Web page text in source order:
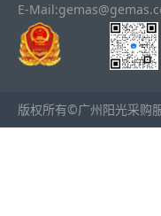
E-
版权所有©广州阳光采购